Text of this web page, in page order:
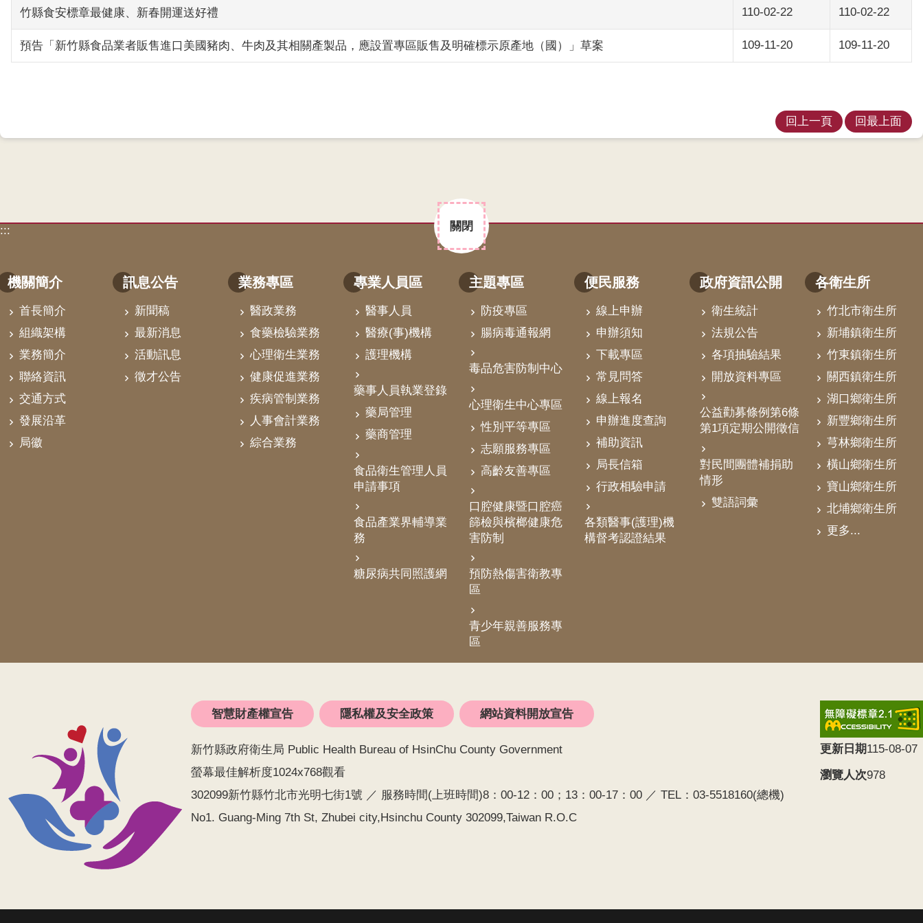
竹縣食安標章最健康、新春開運送好禮 110-02-22 110-02-22
預告「新竹縣食品業者販售進口美國豬肉、牛肉及其相關產製品，應設置專區販售及明確標示原產地（國）」草案 109-11-20 109-11-20
回上一頁 回最上面
關閉
:::
機關簡介
首長簡介
組織架構
業務簡介
聯絡資訊
交通方式
發展沿革
局徽
訊息公告
新聞稿
最新消息
活動訊息
徵才公告
業務專區
醫政業務
食藥檢驗業務
心理衛生業務
健康促進業務
疾病管制業務
人事會計業務
綜合業務
專業人員區
醫事人員
醫療(事)機構
護理機構
藥事人員執業登錄
藥局管理
藥商管理
食品衛生管理人員
申請事項
食品產業界輔導業
務
糖尿病共同照護網
主題專區
防疫專區
腸病毒通報網
毒品危害防制中心
心理衛生中心專區
性別平等專區
志願服務專區
高齡友善專區
口腔健康暨口腔癌
篩檢與檳榔健康危
害防制
預防熱傷害衛教專
區
青少年親善服務專
區
便民服務
線上申辦
申辦須知
下載專區
常見問答
線上報名
申辦進度查詢
補助資訊
局長信箱
行政相驗申請
各類醫事(護理)機
構督考認證結果
政府資訊公開
衛生統計
法規公告
各項抽驗結果
開放資料專區
公益勸募條例第6條
第1項定期公開徵信
對民間團體補捐助
情形
雙語詞彙
各衛生所
竹北市衛生所
新埔鎮衛生所
竹東鎮衛生所
關西鎮衛生所
湖口鄉衛生所
新豐鄉衛生所
芎林鄉衛生所
橫山鄉衛生所
寶山鄉衛生所
北埔鄉衛生所
更多...
智慧財產權宣告 隱私權及安全政策 網站資料開放宣告
新竹縣政府衛生局 Public Health Bureau of HsinChu County Government
螢幕最佳解析度1024x768觀看
302099新竹縣竹北市光明七街1號 ／ 服務時間(上班時間)8：00-12：00；13：00-17：00 ／ TEL：03-5518160(總機)
No1. Guang-Ming 7th St, Zhubei city,Hsinchu County 302099,Taiwan R.O.C
更新日期115-08-07
瀏覽人次978